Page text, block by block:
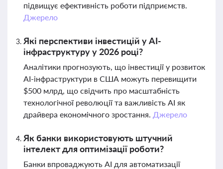
підвищує ефективність роботи підприємств.
Джерело
Які перспективи інвестицій у AI-
інфраструктуру у 2026 році?
Аналітики прогнозують, що інвестиції у розвиток
AI-інфраструктури в США можуть перевищити
$500 млрд, що свідчить про масштабність
технологічної революції та важливість AI як
драйвера економічного зростання. Джерело
Як банки використовують штучний
інтелект для оптимізації роботи?
Банки впроваджують AI для автоматизації